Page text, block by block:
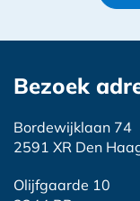
Bezoek
Bordewijklaan 74
2591 XR Den
Olijfgaarde 10